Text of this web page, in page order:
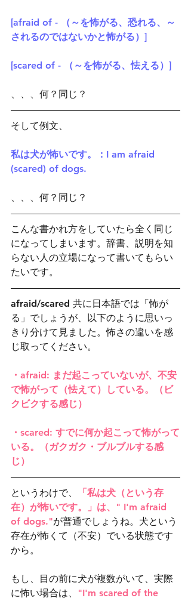
[afraid of - （～を怖がる、恐れる、～
されるのではないかと怖がる）]
[scared of - （～を怖がる、怯える）]
、、、何？同じ？
そして例文、
私は犬が怖いです。：I am afraid
(scared) of dogs.
、、、何？同じ？
こんな書かれ方をしていたら全く同じ
になってしまいます。辞書、説明を知
らない人の立場になって書いてもらい
たいです。
afraid/scared 共に日本語では「怖が
る」でしょうが、以下のように思いっ
きり分けて見ました。怖さの違いを感
じ取ってください。
・afraid: まだ起こっていないが、不安
で怖がって（怯えて）している。（ビ
クビクする感じ）
・scared: すでに何か起こって怖がって
いる。（ガクガク・ブルブルする感
じ）
というわけで、
「私は犬（という存
在）が怖いです。」は、" I'm afraid
of dogs."が普通でしょうね。犬という
存在が怖くて（不安）でいる状態です
から。
もし、目の前に犬が複数がいて、実際
に怖い場合は、
"I'm scared of the